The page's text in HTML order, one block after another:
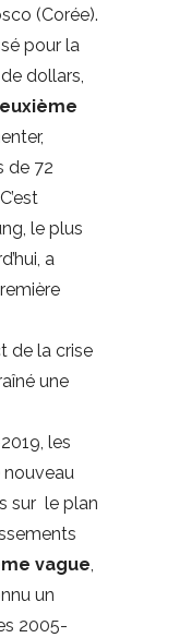
(Corée).
pour la
dollars,
de 72
le plus
a
de la crise
une
les
nouveau
sur le plan
vague,
un
2005-